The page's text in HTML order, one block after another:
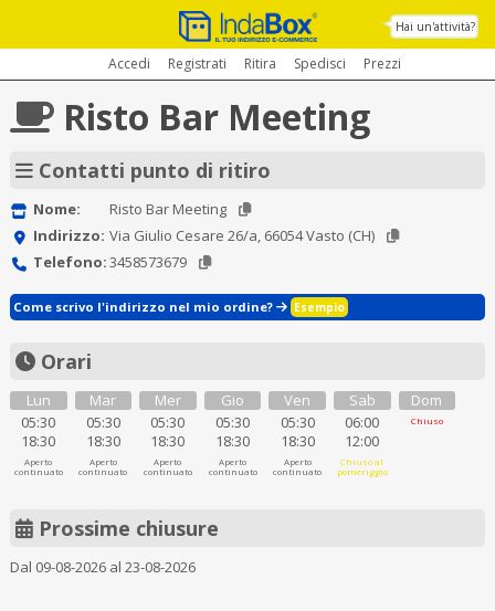
Hai un'attività?
Accedi Registrati Ritira Spedisci Prezzi
Risto Bar Meeting
Contatti punto di ritiro
Nome:
Risto Bar Meeting
Indirizzo: Via Giulio Cesare 26/a, 66054 Vasto (CH)
Telefono:3458573679
Come scrivo l'indirizzo nel mio ordine? Esempio
Orari
Lun
05:30
18:30
Aperto
continuato
Mar
05:30
18:30
Aperto
continuato
Mer
05:30
18:30
Aperto
continuato
Gio
05:30
18:30
Aperto
continuato
Ven
05:30
18:30
Aperto
continuato
Sab
06:00
12:00
Chiuso al
pomeriggio
Dom
Chiuso
Prossime chiusure
Dal 09-08-2026 al 23-08-2026